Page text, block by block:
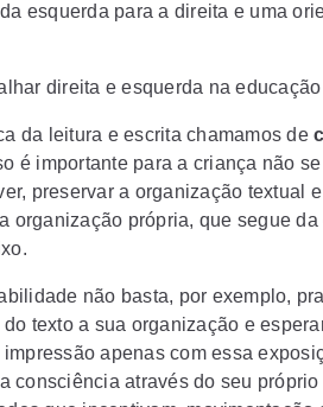
esquerda para a direita e uma
direita e esquerda na
da leitura e escrita chamamos de
é importante para a criança não
preservar a organização textual
organização própria, que segue
não basta, por exemplo,
texto a sua organização e
apenas com essa
consciência através do seu